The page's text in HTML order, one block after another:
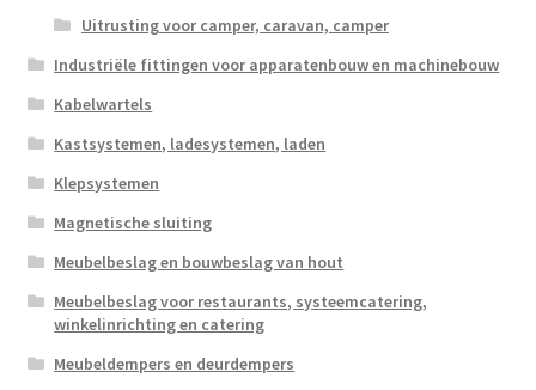
Uitrusting voor camper, caravan, camper
Industriële fittingen voor apparatenbouw en machinebouw
Kabelwartels
Kastsystemen, ladesystemen, laden
Klepsystemen
Magnetische sluiting
Meubelbeslag en bouwbeslag van hout
Meubelbeslag voor restaurants, systeemcatering,
winkelinrichting en catering
Meubeldempers en deurdempers